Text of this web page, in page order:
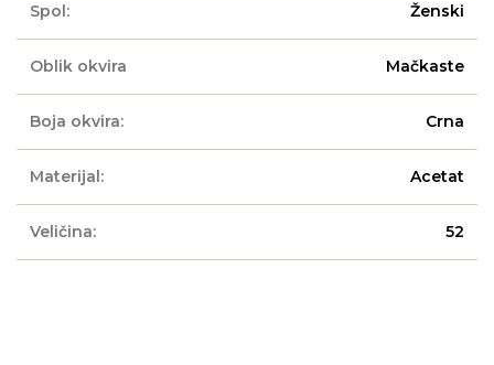
Spol: Ženski
Oblik okvira Mačkaste
Boja okvira: Crna
Materijal: Acetat
Veličina: 52